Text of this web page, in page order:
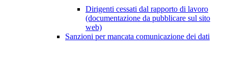
Dirigenti cessati dal rapporto di lavoro
(documentazione da pubblicare sul sito
web)
Sanzioni per mancata comunicazione dei dati